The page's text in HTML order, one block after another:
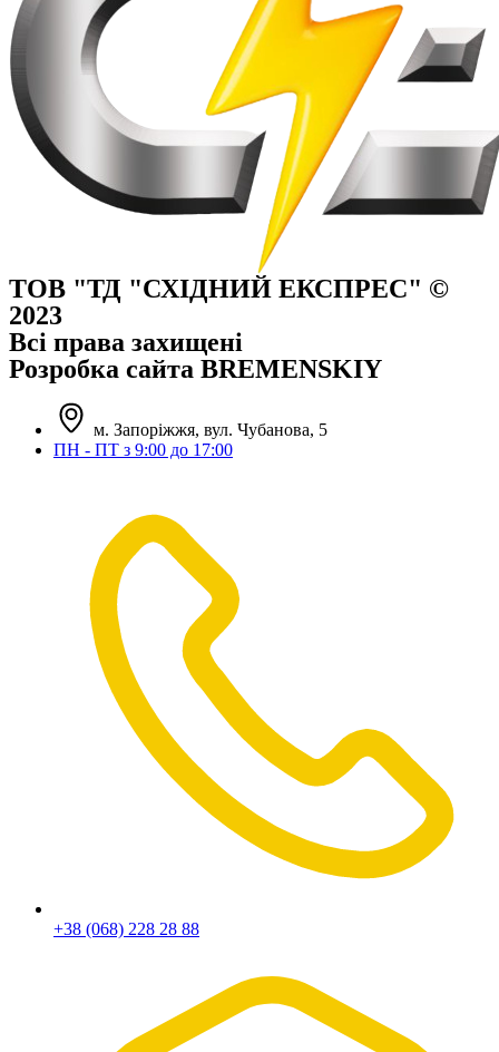
ТОВ "ТД "СХІДНИЙ ЕКСПРЕС" ©
2023
Всі права захищені
Розробка сайта BREMENSKIY
м. Запоріжжя, вул. Чубанова, 5
ПН - ПТ з 9:00 до 17:00
+38 (068) 228 28 88